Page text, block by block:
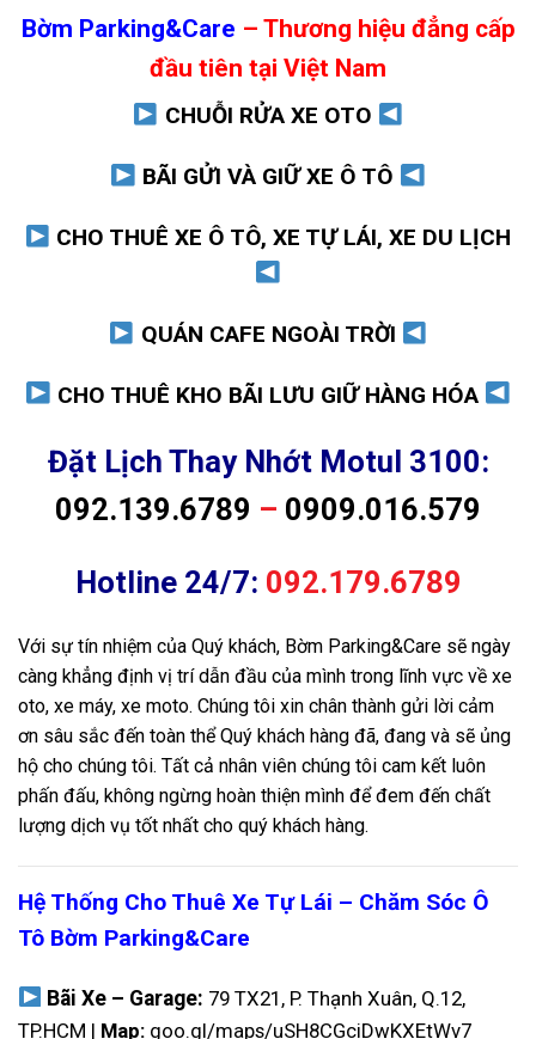
Bờm Parking&Care – Thương hiệu đẳng cấp
đầu tiên tại Việt Nam
CHUỖI RỬA XE OTO
BÃI GỬI VÀ GIỮ XE Ô TÔ
CHO THUÊ XE Ô TÔ, XE TỰ LÁI, XE DU LỊCH
QUÁN CAFE NGOÀI TRỜI
CHO THUÊ KHO BÃI LƯU GIỮ HÀNG HÓA
Đặt Lịch Thay Nhớt Motul 3100:
092.139.6789 – 0909.016.579
Hotline 24/7: 092.179.6789
Với sự tín nhiệm của Quý khách, Bờm Parking&Care sẽ ngày
càng khẳng định vị trí dẫn đầu của mình trong lĩnh vực về xe
oto, xe máy, xe moto. Chúng tôi xin chân thành gửi lời cảm
ơn sâu sắc đến toàn thể Quý khách hàng đã, đang và sẽ ủng
hộ cho chúng tôi. Tất cả nhân viên chúng tôi cam kết luôn
phấn đấu, không ngừng hoàn thiện mình để đem đến chất
lượng dịch vụ tốt nhất cho quý khách hàng.
Hệ Thống Cho Thuê Xe Tự Lái – Chăm Sóc Ô
Tô Bờm Parking&Care
Bãi Xe – Garage: 79 TX21, P. Thạnh Xuân, Q.12,
TP.HCM | Map: goo.gl/maps/uSH8CGciDwKXEtWv7